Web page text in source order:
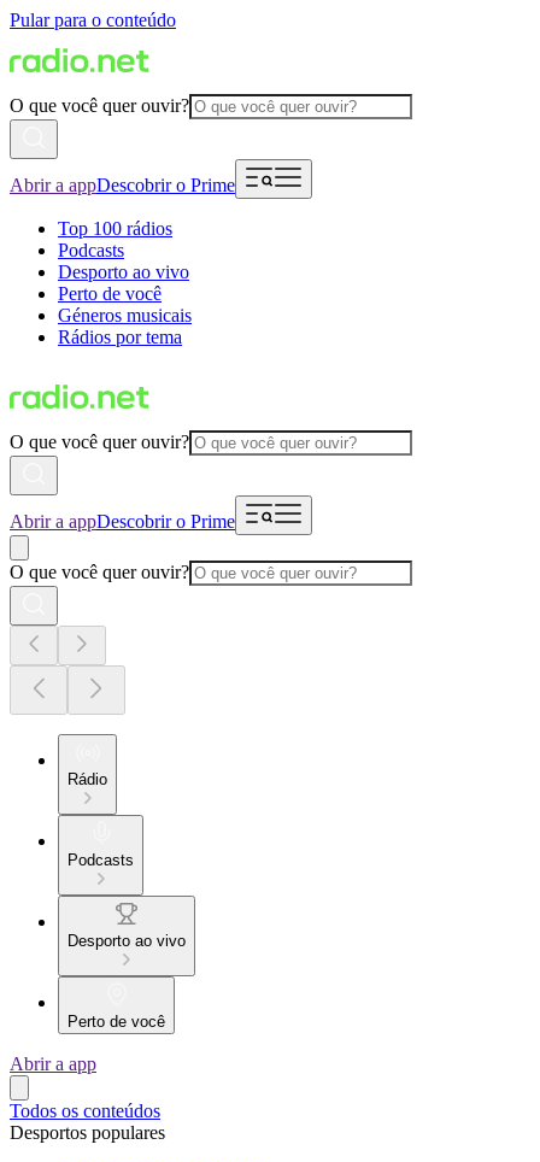
Pular para o conteúdo
O que você quer ouvir?
Abrir a appDescobrir o Prime
Top 100 rádios
Podcasts
Desporto ao vivo
Perto de você
Géneros musicais
Rádios por tema
O que você quer ouvir?
Abrir a appDescobrir o Prime
O que você quer ouvir?
Rádio
Podcasts
Desporto ao vivo
Perto de você
Abrir a app
Todos os conteúdos
Desportos populares